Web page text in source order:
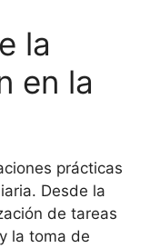
la
en la
prácticas
Desde la
de tareas
la toma de